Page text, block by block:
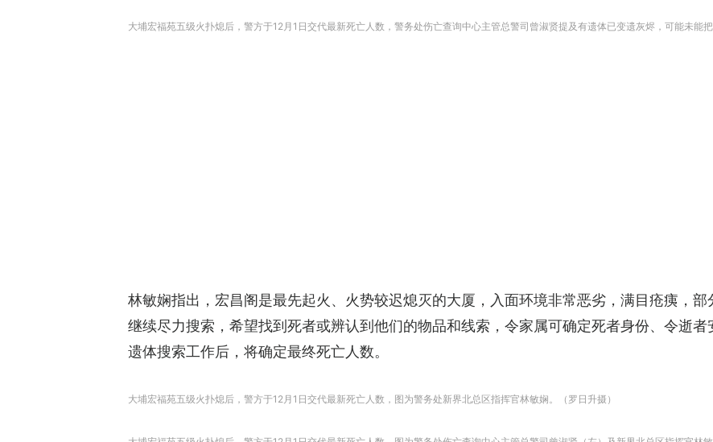
大埔宏福苑五级火扑熄后，警方于12月1日交代最新死亡人数，警务处伤亡查询中心主管总警司曾淑贤提及有遗体已变遗灰烬，可能未能
林敏娴指出，宏昌阁是最先起火、火势较迟熄灭的大厦，入面环境非常恶劣，满目疮痍，
继续尽力搜索，希望找到死者或辨认到他们的物品和线索，令家属可确定死者身份、令逝
遗体搜索工作后，将确定最终死亡人数。
大埔宏福苑五级火扑熄后，警方于12月1日交代最新死亡人数，图为警务处新界北总区指挥官林敏娴。（罗日升摄）